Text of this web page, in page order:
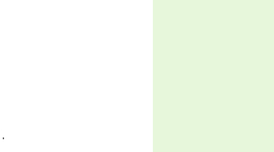
.